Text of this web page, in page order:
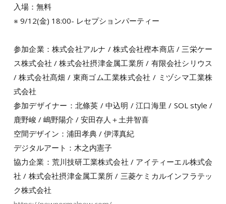
入場：無料
※ 9/12(金) 18:00- レセプションパーティー
参加企業：株式会社アルナ / 株式会社樫本商店 / 三栄ケー
ス株式会社 / 株式会社摂津金属工業所 / 有限会社シリウス
/ 株式会社髙畑 / 東商ゴム工業株式会社 / ミヅシマ工業株
式会社
参加デザイナー：北條英 / 中込明 / 江口海里 / SOL style /
鹿野峻 / 嶋野陽介 / 安田存人＋土井智喜
空間デザイン：浦田孝典 / 伊澤真紀
デジタルアート：木之内憲子
協力企業：荒川技研工業株式会社 / アイティーエル株式会
社 / 株式会社摂津金属工業所 / 三菱ケミカルインフラテッ
ク株式会社